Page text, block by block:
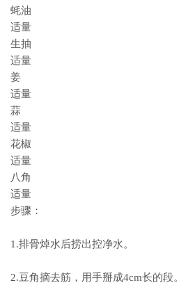
蚝油
适量
生抽
适量
姜
适量
蒜
适量
花椒
适量
八角
适量
步骤：
1.排骨焯水后捞出控净水。
2.豆角摘去筋，用手掰成4cm长的段。